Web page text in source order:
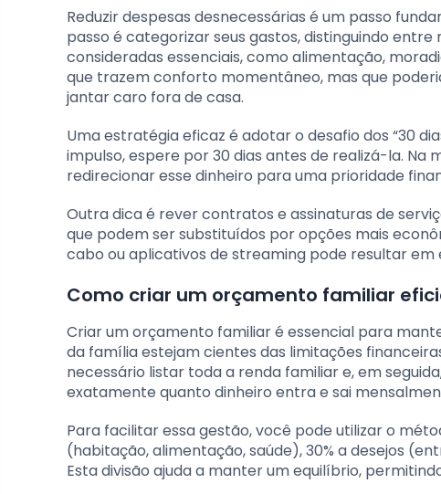
Reduzir despesas desnecessárias é um passo
passo é categorizar seus gastos, distinguindo entre
consideradas essenciais, como alimentação,
que trazem conforto momentâneo, mas que
jantar caro fora de casa.
Uma estratégia eficaz é adotar o desafio dos “30
impulso, espere por 30 dias antes de realizá-la. Na
redirecionar esse dinheiro para uma prioridade
Outra dica é rever contratos e assinaturas de
que podem ser substituídos por opções mais
cabo ou aplicativos de streaming pode resultar em
Como criar um orçamento familiar
Criar um orçamento familiar é essencial para
da família estejam cientes das limitações
necessário listar toda a renda familiar e, em
exatamente quanto dinheiro entra e sai
Para facilitar essa gestão, você pode utilizar o
(habitação, alimentação, saúde), 30% a desejos
Esta divisão ajuda a manter um equilíbrio,